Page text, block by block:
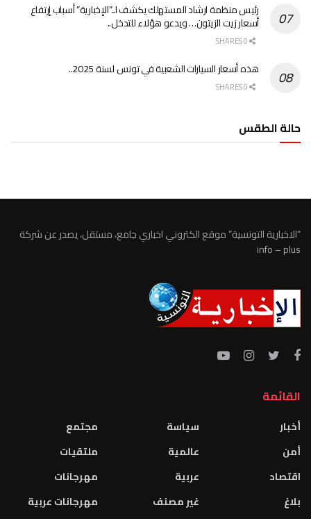
رئيس منظمة ارشاد المستهلك يكشف لـ”الإخبارية” أسباب إرتفاع
أسعار زيت الزيتون… ويدعو هؤلاء للتدخل..
هذه أسعار السيارات الشعبية في تونس لسنة 2025..
حالة الطقس
“الاخبارية التونسية” موقع الكتروني اخباري جامع، مستقل، يصدر عن شركة
info – plus
القائمة
أخبار
أمن
اقتصاد
بلاغ
سياسة
عالمية
عربية
غير مصنف
مجتمع
ملتقيات
مهرجانات
مهرجانات عربية